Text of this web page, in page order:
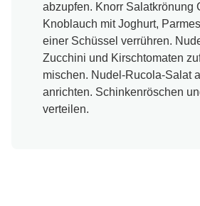
abzupfen. Knorr Salatkrönung
Knoblauch mit Joghurt,
einer Schüssel verrühren.
Zucchini und Kirschtomaten
mischen. Nudel-Rucola-Salat
anrichten. Schinkenröschen
verteilen.